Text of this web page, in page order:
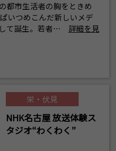
都市生活者の胸をときめ
いつめこんだ新しいメデ
て誕生。若者…
詳細を見
栄・伏見
NHK名古屋 放送体験ス
タジオ“わくわく”